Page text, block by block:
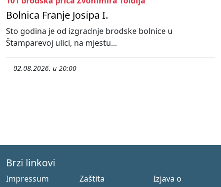
Bolnica Franje Josipa I.
Sto godina je od izgradnje brodske bolnice u
Štamparevoj ulici, na mjestu...
02.08.2026. u 20:00
Brzi linkovi
Impressum
Zaštita
Izjava o